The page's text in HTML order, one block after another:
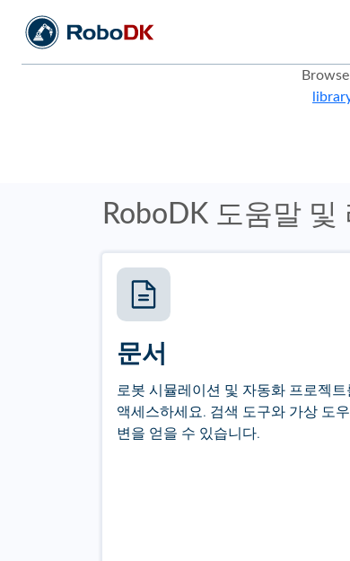
RoboDK 도움말 및
문서
로봇 시뮬레이션 및 자동화 프로젝
액세스하세요. 검색 도구와 가상 도
변을 얻을 수 있습니다.